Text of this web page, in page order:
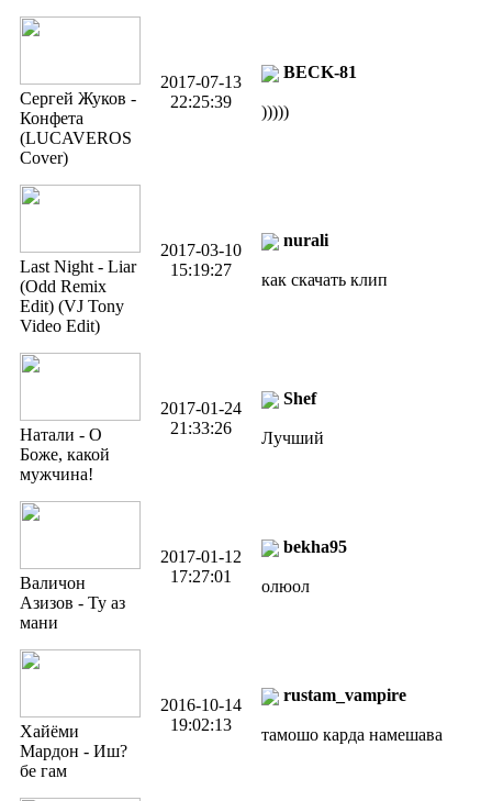
Сергей Жуков -
Конфета
(LUCAVEROS
Cover)
2017-07-13
22:25:39
BECK-81
)))))
Last Night - Liar
(Odd Remix
Edit) (VJ Tony
Video Edit)
2017-03-10
15:19:27
nurali
как скачать клип
Натали - О
Боже, какой
мужчина!
2017-01-24
21:33:26
Shef
Лучший
Валичон
Азизов - Ту аз
мани
2017-01-12
17:27:01
bekha95
олюол
Хайёми
Мардон - Иш?
бе гам
2016-10-14
19:02:13
rustam_vampire
тамошо карда намешава